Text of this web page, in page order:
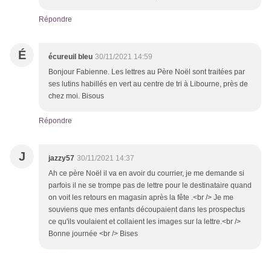
Répondre
É écureuil bleu 30/11/2021 14:59
Bonjour Fabienne. Les lettres au Père Noël sont traitées par
ses lutins habillés en vert au centre de tri à Libourne, près de
chez moi. Bisous
Répondre
J jazzy57 30/11/2021 14:37
Ah ce père Noël il va en avoir du courrier, je me demande si
parfois il ne se trompe pas de lettre pour le destinataire quand
on voit les retours en magasin après la fête .<br /> Je me
souviens que mes enfants découpaient dans les prospectus
ce qu'ils voulaient et collaient les images sur la lettre.<br />
Bonne journée <br /> Bises